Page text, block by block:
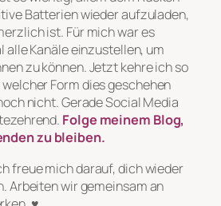
Batterien wieder aufzuladen,
ist. Für mich war es
Kanäle einzustellen, um
zu können. Jetzt kehre ich so
Form dies geschehen
nicht. Gerade Social Media
Folge meinem Blog,
zu bleiben.
freue mich darauf, dich wieder
Arbeiten wir gemeinsam an